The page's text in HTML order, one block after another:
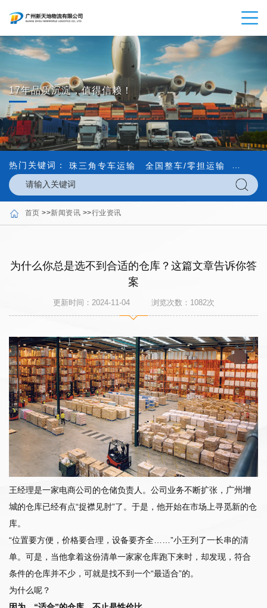
17年品质沉淀，值得信赖！
热门关键词： 珠三角专车运输 全国整车/零担运输 内外贸
首页 >>新闻资讯 >>行业资讯
为什么你总是选不到合适的仓库？这篇文章告诉你答
案
更新时间：2024-11-04 浏览次数： 1082次
王经理是一家电商公司的仓储负责人。公司业务不断扩张， 广州增
城的仓库已经有点“捉襟见肘”了。于是，他开始在市场上寻觅新的仓
库。
“位置要方便，价格要合理，设备要齐全……”小王列了一长串的清
单。可是，当他拿着这份清单一家家仓库跑下来时，却发现，符合
条件的仓库并不少，可就是找不到一个“最适合”的。
为什么呢？